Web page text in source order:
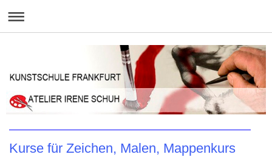
Kurse für Zeichen, Malen, Mappenkurs